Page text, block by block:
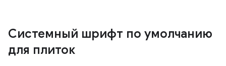
Системный шрифт по умолчанию
для плиток